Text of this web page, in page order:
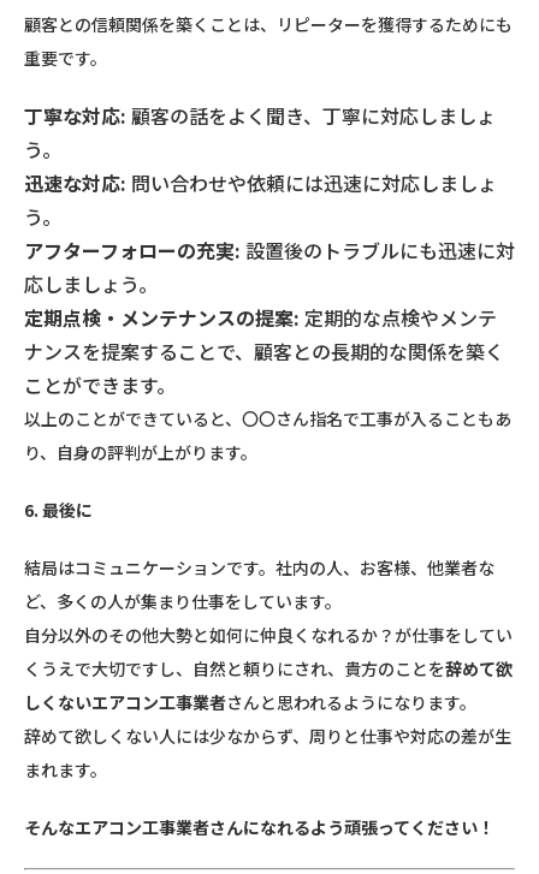
顧客との信頼関係を築くことは、リピーターを獲得するためにも
重要です。
丁寧な対応: 顧客の話をよく聞き、丁寧に対応しましょ
う。
迅速な対応: 問い合わせや依頼には迅速に対応しましょ
う。
アフターフォローの充実: 設置後のトラブルにも迅速に対
応しましょう。
定期点検・メンテナンスの提案: 定期的な点検やメンテ
ナンスを提案することで、顧客との長期的な関係を築く
ことができます。
以上のことができていると、〇〇さん指名で工事が入ることもあ
り、自身の評判が上がります。
6. 最後に
結局はコミュニケーションです。社内の人、お客様、他業者な
ど、多くの人が集まり仕事をしています。
自分以外のその他大勢と如何に仲良くなれるか？が仕事をしてい
くうえで大切ですし、自然と頼りにされ、貴方のことを辞めて欲
しくないエアコン工事業者さんと思われるようになります。
辞めて欲しくない人には少なからず、周りと仕事や対応の差が生
まれます。
そんなエアコン工事業者さんになれるよう頑張ってください！